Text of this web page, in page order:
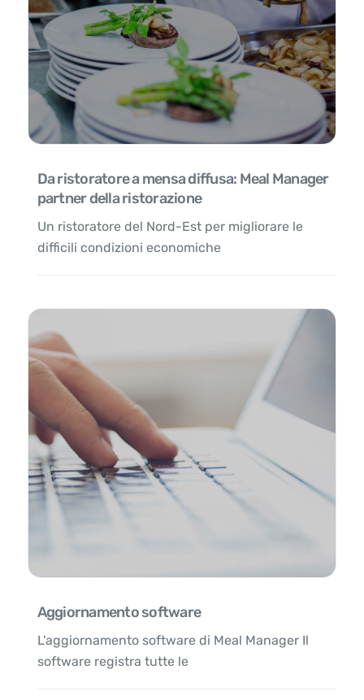
Da ristoratore a mensa diffusa: Meal Manager
partner della ristorazione
Un ristoratore del Nord-Est per migliorare le
difficili condizioni economiche
Aggiornamento software
L'aggiornamento software di Meal Manager Il
software registra tutte le